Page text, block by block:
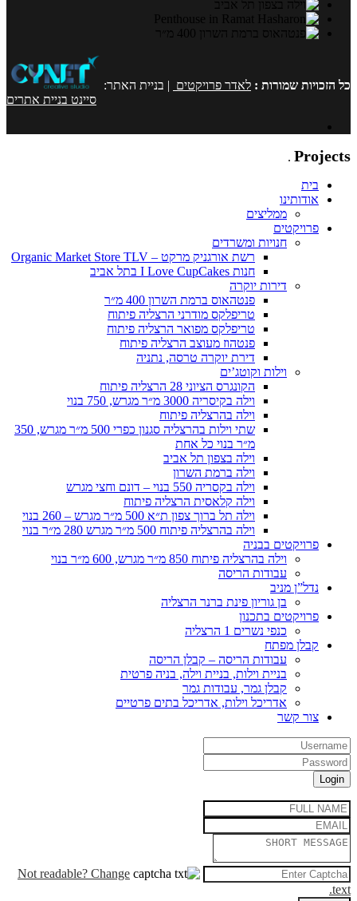
כל הזכויות שמורות : לאדר פרויקטים | בניית האתר:
סיינט בניית אתרים
. Projects
בית
אודותינו
ממליצים
פרויקטים
חנויות ומשרדים
רשת אורגניק מרקט – Organic Market Store TLV
חנות I Love CupCakes בתל אביב
דירות יוקרה
פנטהאוס ברמת השרון 400 מ״ר
טריפלקס מודרני הרצליה פיתוח
טריפלקס מפואר הרצליה פיתוח
פנטהוז מעוצב הרצליה פיתוח
דירת יוקרה טרסה, נתניה
וילות וקוטג’ים
הקונגרס הציוני 28 הרצליה פיתוח
וילה בקיסריה 3000 מ״ר מגרש, 750 בנוי
וילה בהרצליה פיתוח
שתי וילות בהרצליה סגנון כפרי 500 מ״ר מגרש, 350
מ״ר בנוי כל אחת
וילה בצפון תל אביב
וילה ברמת השרון
וילה בקסריה 550 בנוי – דונם וחצי מגרש
וילה קלאסית הרצליה פיתוח
וילה תל ברוך צפון ת״א 500 מ״ר מגרש – 260 בנוי
וילה בהרצליה פיתוח 500 מ״ר מגרש 280 מ״ר בנוי
פרויקטים בבניה
וילה בהרצליה פיתוח 850 מ״ר מגרש, 600 מ״ר בנוי
עבודות הריסה
נדל”ן מניב
בן גוריון פינת ברנר הרצליה
פרויקטים בתכנון
כנפי נשרים 1 הרצליה
קבלן מפתח
עבודות הריסה – קבלן הריסה
בניית וילות, בניית וילה, בניה פרטית
קבלן גמר, עבודות גמר
אדריכל וילות, אדריכל בתים פרטיים
צור קשר
Not readable? Change
text.